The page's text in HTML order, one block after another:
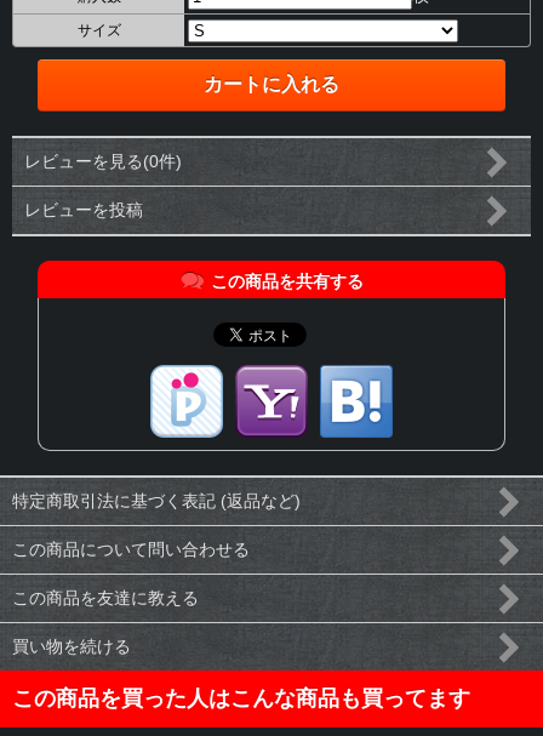
サイズ
レビューを見る(0件)
レビューを投稿
この商品を共有する
特定商取引法に基づく表記 (返品など)
この商品について問い合わせる
この商品を友達に教える
買い物を続ける
この商品を買った人はこんな商品も買ってます